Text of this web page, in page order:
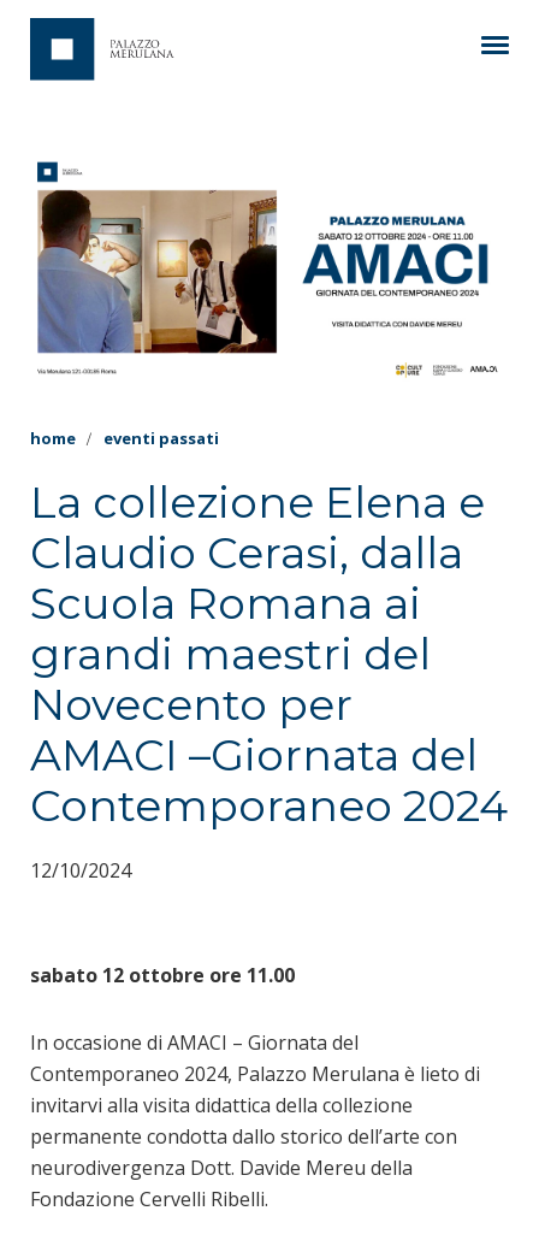
home eventi passati
La collezione Elena e
Claudio Cerasi, dalla
Scuola Romana ai
grandi maestri del
Novecento per
AMACI –Giornata del
Contemporaneo 2024
12/10/2024
sabato 12 ottobre ore 11.00
In occasione di AMACI – Giornata del
Contemporaneo 2024, Palazzo Merulana è lieto di
invitarvi alla visita didattica della collezione
permanente condotta dallo storico dell’arte con
neurodivergenza Dott. Davide Mereu della
Fondazione Cervelli Ribelli.